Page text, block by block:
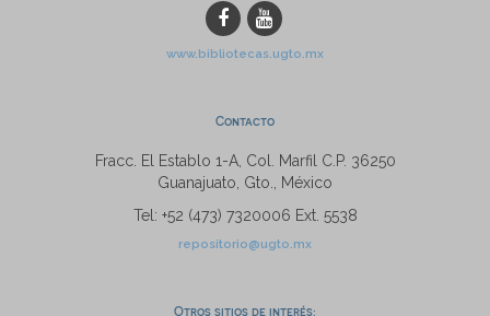
www.bibliotecas.ugto.mx
Contacto
Fracc. El Establo 1-A, Col. Marfil C.P. 36250
Guanajuato, Gto., México
Tel: +52 (473) 7320006 Ext. 5538
repositorio@ugto.mx
Otros sitios de interés: